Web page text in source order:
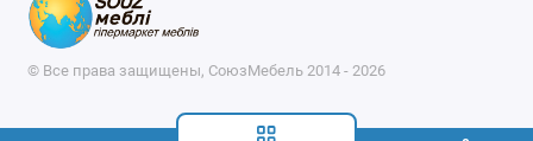
© Все права защищены, СоюзМебель 2014 - 2026